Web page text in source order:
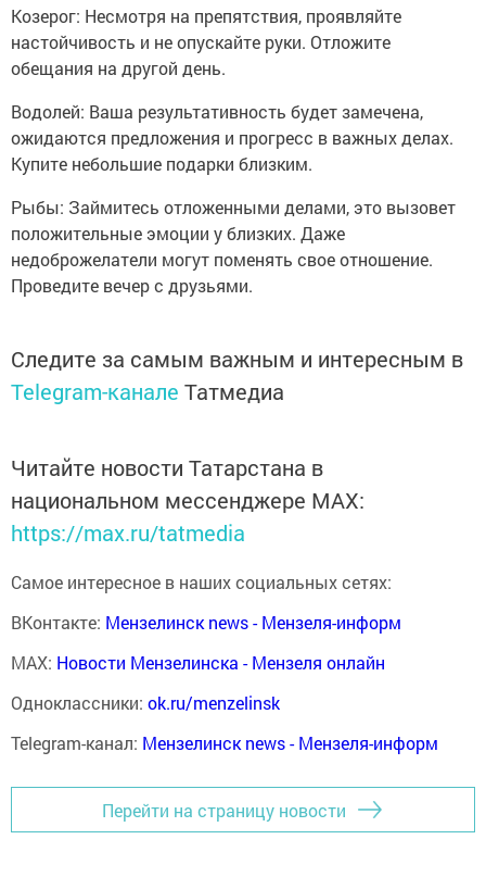
Козерог: Несмотря на препятствия, проявляйте
настойчивость и не опускайте руки. Отложите
обещания на другой день.
Водолей: Ваша результативность будет замечена,
ожидаются предложения и прогресс в важных делах.
Купите небольшие подарки близким.
Рыбы: Займитесь отложенными делами, это вызовет
положительные эмоции у близких. Даже
недоброжелатели могут поменять свое отношение.
Проведите вечер с друзьями.
Следите за самым важным и интересным в
Telegram-канале Татмедиа
Читайте новости Татарстана в
национальном мессенджере MАХ:
https://max.ru/tatmedia
Самое интересное в наших социальных сетях:
ВКонтакте: Мензелинск news - Мензеля-информ
MAX: Новости Мензелинска - Мензеля онлайн
Одноклассники: ok.ru/menzelinsk
Telegram-канал: Мензелинск news - Мензеля-информ
Перейти на страницу новости